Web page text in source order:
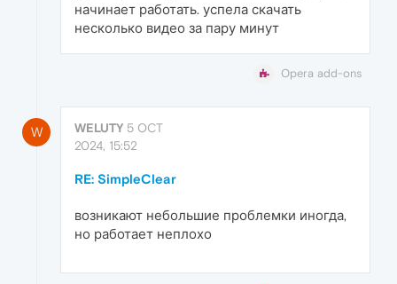
начинает работать. успела скачать
несколько видео за пару минут
Opera add-ons
W WELUTY 5 OCT
2024, 15:52
RE: SimpleClear
возникают небольшие проблемки иногда,
но работает неплохо